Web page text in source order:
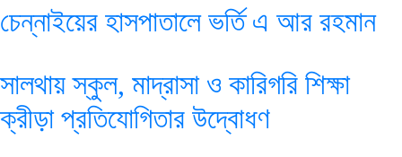
চেন্নাইয়ের হাসপাতালে ভর্তি এ আর রহমান
সালথায় স্কুল, মাদ্রাসা ও কারিগরি শিক্ষা
ক্রীড়া প্রতিযোগিতার উদ্বোধণ